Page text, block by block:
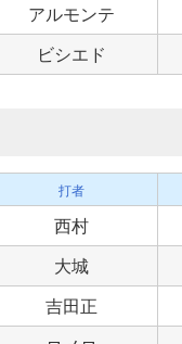
アルモンテ
ビシエド
打者
西村
大城
吉田正